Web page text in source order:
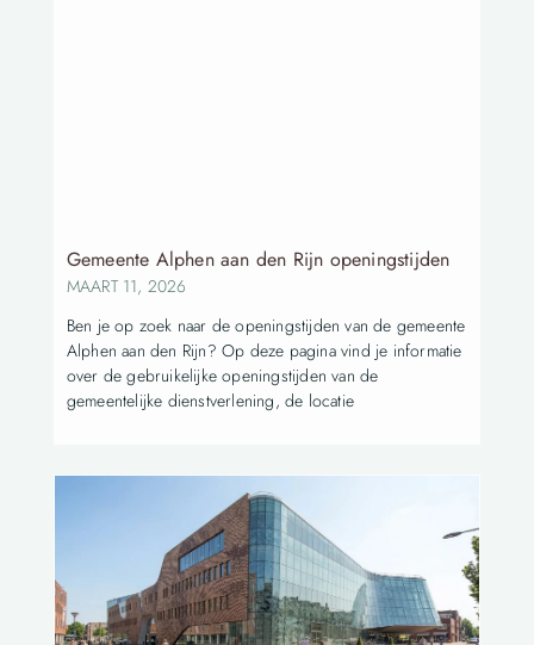
Gemeente Alphen aan den Rijn openingstijden
MAART 11, 2026
Ben je op zoek naar de openingstijden van de gemeente
Alphen aan den Rijn? Op deze pagina vind je informatie
over de gebruikelijke openingstijden van de
gemeentelijke dienstverlening, de locatie